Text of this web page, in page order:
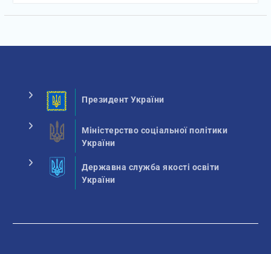
Президент України
Міністерство соціальної політики
України
Державна служба якості освіти
України